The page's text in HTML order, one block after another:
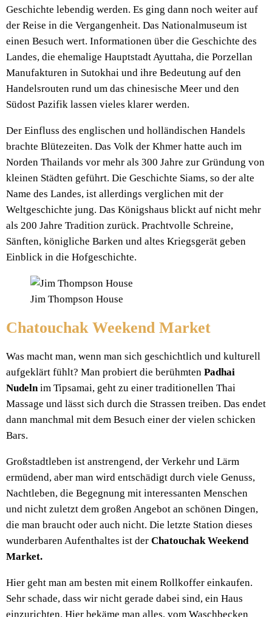
Geschichte lebendig werden. Es ging dann noch weiter auf
der Reise in die Vergangenheit. Das Nationalmuseum ist
einen Besuch wert. Informationen über die Geschichte des
Landes, die ehemalige Hauptstadt Ayuttaha, die Porzellan
Manufakturen in Sutokhai und ihre Bedeutung auf den
Handelsrouten rund um das chinesische Meer und den
Südost Pazifik lassen vieles klarer werden.
Der Einfluss des englischen und holländischen Handels
brachte Blütezeiten. Das Volk der Khmer hatte auch im
Norden Thailands vor mehr als 300 Jahre zur Gründung von
kleinen Städten geführt. Die Geschichte Siams, so der alte
Name des Landes, ist allerdings verglichen mit der
Weltgeschichte jung. Das Königshaus blickt auf nicht mehr
als 200 Jahre Tradition zurück. Prachtvolle Schreine,
Sänften, königliche Barken und altes Kriegsgerät geben
Einblick in die Hofgeschichte.
Jim Thompson House
Chatouchak Weekend Market
Was macht man, wenn man sich geschichtlich und kulturell
aufgeklärt fühlt? Man probiert die berühmten Padhai
Nudelnim Tipsamai, geht zu einer traditionellen Thai
Massage und lässt sich durch die Strassen treiben. Das endet
dann manchmal mit dem Besuch einer der vielen schicken
Bars.
Großstadtleben ist anstrengend, der Verkehr und Lärm
ermüdend, aber man wird entschädigt durch viele Genuss,
Nachtleben, die Begegnung mit interessanten Menschen
und nicht zuletzt dem großen Angebot an schönen Dingen,
die man braucht oder auch nicht. Die letzte Station dieses
wunderbaren Aufenthaltes ist der Chatouchak Weekend
Market.
Hier geht man am besten mit einem Rollkoffer einkaufen.
Sehr schade, dass wir nicht gerade dabei sind, ein Haus
einzurichten. Hier bekäme man alles, vom Waschbecken